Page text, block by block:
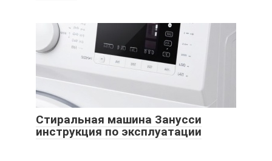
Стиральная машина Занусси
инструкция по эксплуатации